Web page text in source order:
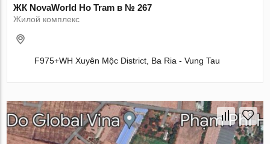
ЖК NovaWorld Ho Tram в № 267
Жилой комплекс
F975+WH Xuyên Mộc District, Ba Ria - Vung Tau